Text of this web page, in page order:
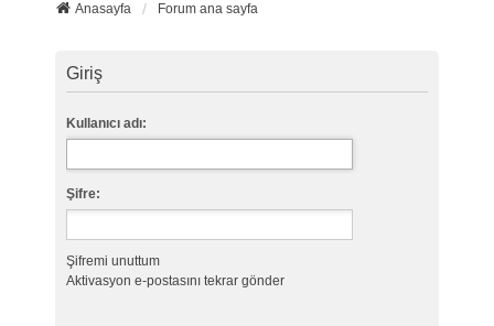
Anasayfa Forum ana sayfa
Giriş
Kullanıcı adı:
Şifre:
Şifremi unuttum
Aktivasyon e-postasını tekrar gönder